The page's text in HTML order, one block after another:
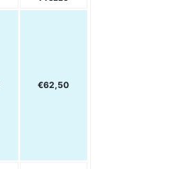
€62,50